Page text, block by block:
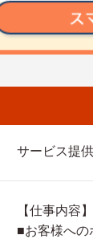
サービス提
【仕事内容】
■お客様への